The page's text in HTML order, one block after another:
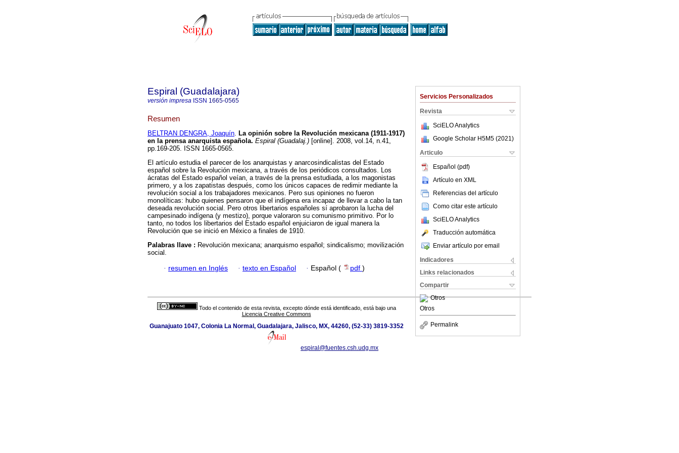
Servicios Personalizados
Revista
SciELO Analytics
Google Scholar H5M5 (2021 )
Articulo
Español (pdf)
Artículo en XML
Referencias del artículo
Como citar este artículo
SciELO Analytics
Traducción automática
Enviar artículo por email
Indicadores
Links relacionados
Compartir
Otros
Otros
Permalink
Espiral (Guadalajara)
versión impresa ISSN 1665-0565
Resumen
BELTRAN DENGRA, Joaquín. La opinión sobre la Revolución mexicana (1911-1917)
en la prensa anarquista española. Espiral (Guadalaj.) [online]. 2008, vol.14, n.41,
pp.169-205. ISSN 1665-0565.
El artículo estudia el parecer de los anarquistas y anarcosindicalistas del Estado
español sobre la Revolución mexicana, a través de los periódicos consultados. Los
ácratas del Estado español veían, a través de la prensa estudiada, a los magonistas
primero, y a los zapatistas después, como los únicos capaces de redimir mediante la
revolución social a los trabajadores mexicanos. Pero sus opiniones no fueron
monolíticas: hubo quienes pensaron que el indígena era incapaz de llevar a cabo la tan
deseada revolución social. Pero otros libertarios españoles sí aprobaron la lucha del
campesinado indígena (y mestizo), porque valoraron su comunismo primitivo. Por lo
tanto, no todos los libertarios del Estado español enjuiciaron de igual manera la
Revolución que se inició en México a finales de 1910.
Palabras llave : Revolución mexicana; anarquismo español; sindicalismo; movilización
social.
· resumen en Inglés · texto en Español · Español ( pdf )
Todo el contenido de esta revista, excepto dónde está identificado, está bajo una
Licencia Creative Commons
Guanajuato 1047, Colonia La Normal, Guadalajara, Jalisco, MX, 44260, (52-33) 3819-3352
espiral@fuentes.csh.udg.mx